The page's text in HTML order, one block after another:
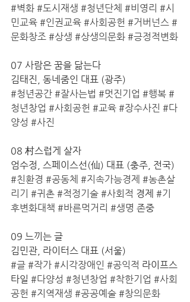
#벽화 #도시재생 #청년단체 #비영리 #시
민교육 #인권교육 #사회공헌 #거버넌스 #
문화창조 #상생 #상생의문화 #긍정적변화
07 사람은 꿈을 닮는다
김태진, 동네줌인 대표 (광주)
#청년공간 #잘사는법 #멋진기업 #행복 #
청년창업 #사회공헌 #교육 #장수사진 #다
양성 #사진
08 村스럽게 살자
엄수정, 스페이스선(仙) 대표 (충주, 전국)
#친환경 #공동체 #지속가능경제 #농촌살
리기 #귀촌 #적정기술 #사회적 경제 #기
후변화대책 #바른먹거리 #생명 존중
09 느끼는 글
김민관, 라이터스 대표 (서울)
#글 #작가 #시각장애인 #공익적 라이프스
타일 #다양성 #청년창업 #착한기업 #사회
공헌 #지역재생 #공공예술 #창의문화